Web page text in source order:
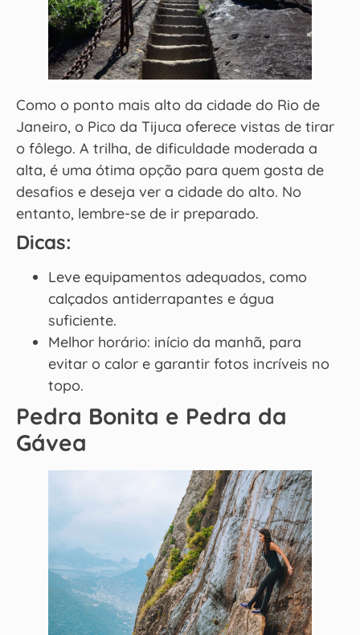
Como o ponto mais alto da cidade do Rio de
Janeiro, o Pico da Tijuca oferece vistas de tirar
o fôlego. A trilha, de dificuldade moderada a
alta, é uma ótima opção para quem gosta de
desafios e deseja ver a cidade do alto. No
entanto, lembre-se de ir preparado.
Dicas:
Leve equipamentos adequados, como
calçados antiderrapantes e água
suficiente.
Melhor horário: início da manhã, para
evitar o calor e garantir fotos incríveis no
topo.
Pedra Bonita e Pedra da
Gávea